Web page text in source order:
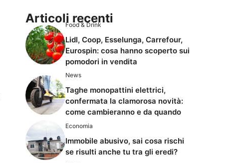
Articoli recenti
Food & Drink
Lidl, Coop, Esselunga, Carrefour,
Eurospin: cosa hanno scoperto sui
pomodori in vendita
News
Taghe monopattini elettrici,
confermata la clamorosa novità:
come cambieranno e da quando
Economia
Immobile abusivo, sai cosa rischi
se risulti anche tu tra gli eredi?